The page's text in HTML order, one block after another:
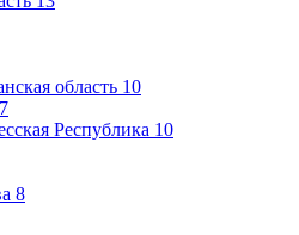
область 10
7
Республика 10
8